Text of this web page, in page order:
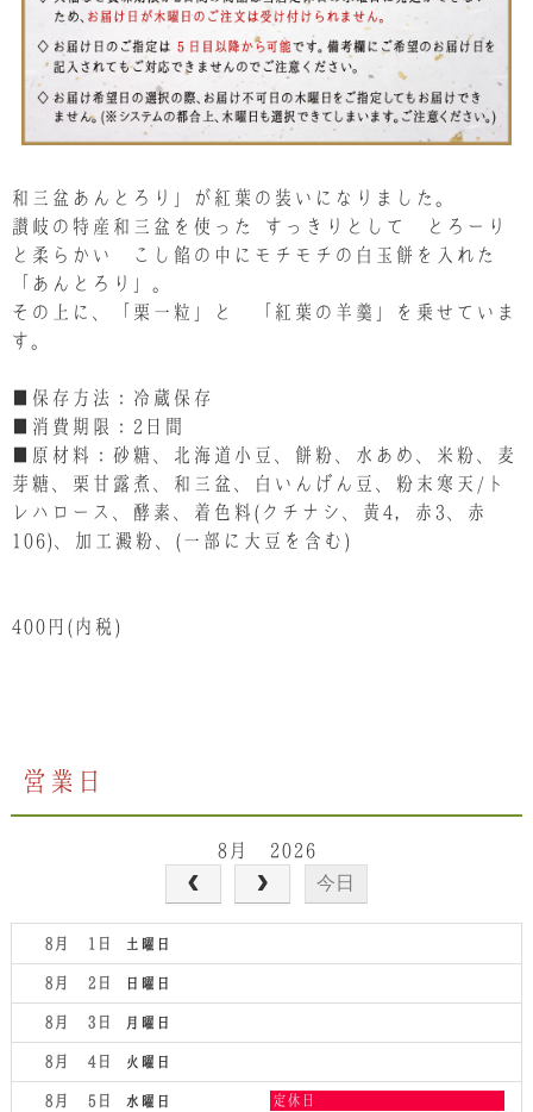
和三盆あんとろり」が紅葉の装いになりました。
讃岐の特産和三盆を使った､すっきりとして とろーり
と柔らかい こし餡の中にモチモチの白玉餅を入れた
「あんとろり」。
その上に、「栗一粒」と 「紅葉の羊羹」を乗せていま
す。
■保存方法：冷蔵保存
■消費期限：2日間
■原材料：砂糖、北海道小豆、餅粉、水あめ、米粉、麦
芽糖、栗甘露煮、和三盆、白いんげん豆、粉末寒天/ト
レハロース、酵素、着色料(クチナシ、黄4，赤3、赤
106)、加工澱粉、(一部に大豆を含む)
400円(内税)
営業日
8月 2026
今日
土曜日
8月 1
日曜日
8月 2
月曜日
8月 3
火曜日
8月 4
水曜日
8月 5
水
定休日